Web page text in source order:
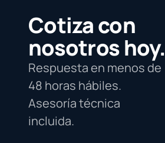
Cotiza con
nosotros hoy.
Respuesta en menos de
48 horas hábiles.
Asesoría técnica
incluida.